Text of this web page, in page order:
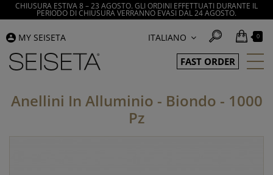
CHIUSURA ESTIVA 8 – 23 AGOSTO. GLI ORDINI EFFETTUATI DURANTE IL
PERIODO DI CHIUSURA VERRANNO EVASI DAL 24 AGOSTO.
ITALIANO
MY SEISETA 0
FAST ORDER
Anellini In Alluminio - Biondo - 1000
Pz